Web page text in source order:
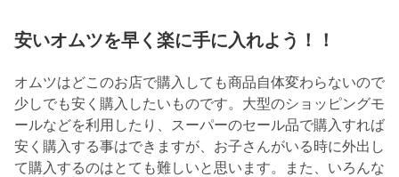
安いオムツを早く楽に手に入れよう！！
オムツはどこのお店で購入しても商品自体変わらないので
少しでも安く購入したいものです。大型のショッピングモ
ールなどを利用したり、スーパーのセール品で購入すれば
安く購入する事はできますが、お子さんがいる時に外出し
て購入するのはとても難しいと思います。また、いろんな